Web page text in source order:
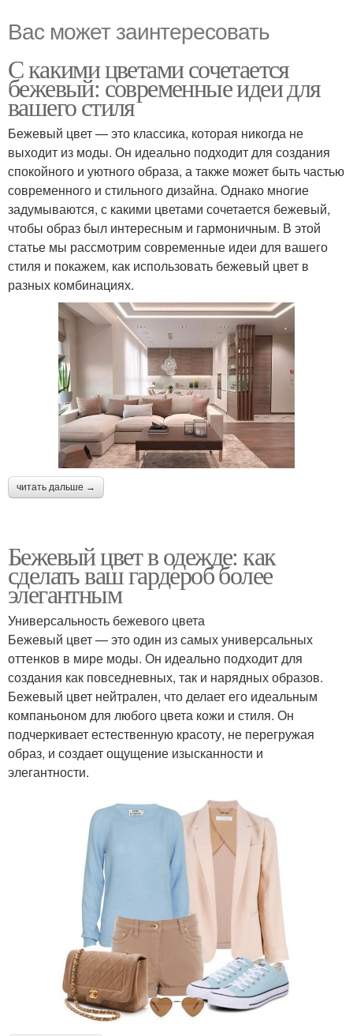
Вас может заинтересовать
С какими цветами сочетается
бежевый: современные идеи для
вашего стиля
Бежевый цвет — это классика, которая никогда не
выходит из моды. Он идеально подходит для создания
спокойного и уютного образа, а также может быть частью
современного и стильного дизайна. Однако многие
задумываются, с какими цветами сочетается бежевый,
чтобы образ был интересным и гармоничным. В этой
статье мы рассмотрим современные идеи для вашего
стиля и покажем, как использовать бежевый цвет в
разных комбинациях.
читать дальше →
Бежевый цвет в одежде: как
сделать ваш гардероб более
элегантным
Универсальность бежевого цвета
Бежевый цвет — это один из самых универсальных
оттенков в мире моды. Он идеально подходит для
создания как повседневных, так и нарядных образов.
Бежевый цвет нейтрален, что делает его идеальным
компаньоном для любого цвета кожи и стиля. Он
подчеркивает естественную красоту, не перегружая
образ, и создает ощущение изысканности и
элегантности.